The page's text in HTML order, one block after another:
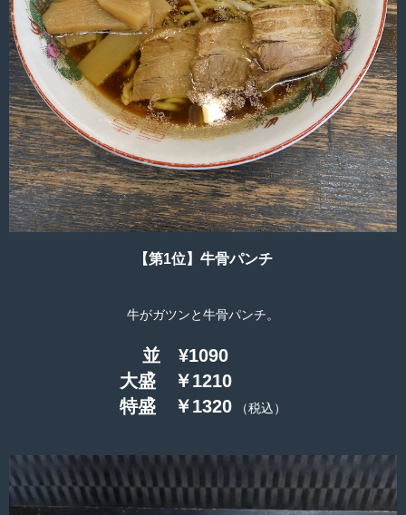
【第1位】牛骨パンチ
牛がガツンと牛骨パンチ。
並 ¥1090
大盛 ￥1210
特盛 ￥1320
（税込）